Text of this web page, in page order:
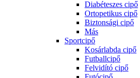
Diabéteszes cipő
Ortopetikus cipő
Biztonsági cipő
Más
Sportcipő
Kosárlabda cipő
Futballcipő
Felvidító cipő